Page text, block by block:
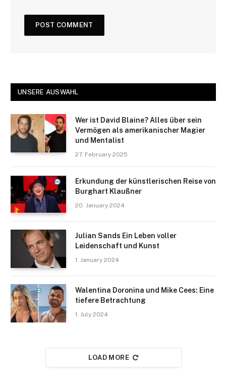
UNSERE AUSWAHL
Wer ist David Blaine? Alles über sein
Vermögen als amerikanischer Magier
und Mentalist
27. February 2025
Erkundung der künstlerischen Reise von
Burghart Klaußner
20. January 2024
Julian Sands Ein Leben voller
Leidenschaft und Kunst
1. January 2024
Walentina Doronina und Mike Cees: Eine
tiefere Betrachtung
1. July 2024
LOAD MORE